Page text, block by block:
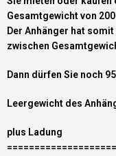
Gesamtgewicht von
Der Anhänger hat
zwischen
Dann dürfen Sie noch
Leergewicht des
plus Ladung –